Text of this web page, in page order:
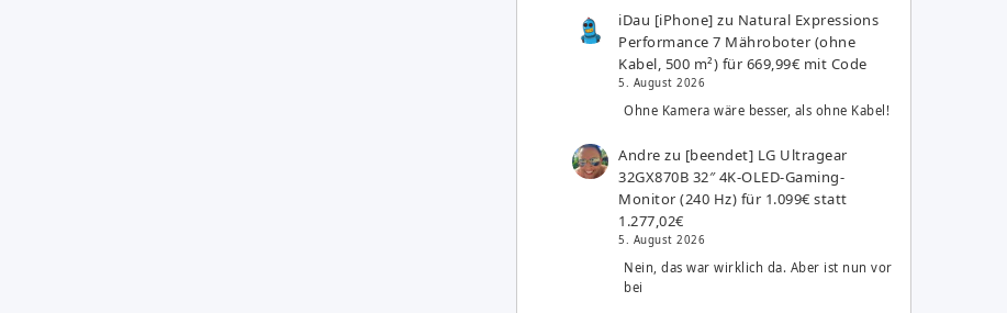
iDau [iPhone] zu Natural Expressions
Performance 7 Mähroboter (ohne
Kabel, 500 m²) für 669,99€ mit Code
5. August 2026
Ohne Kamera wäre besser, als ohne Kabel!
Andre zu [beendet] LG Ultragear
32GX870B 32″ 4K-OLED-Gaming-
Monitor (240 Hz) für 1.099€ statt
1.277,02€
5. August 2026
Nein, das war wirklich da. Aber ist nun vor
bei